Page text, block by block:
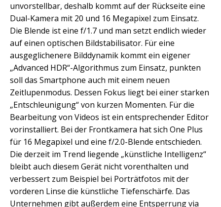
unvorstellbar, deshalb kommt auf der Rückseite eine
Dual-Kamera mit 20 und 16 Megapixel zum Einsatz.
Die Blende ist eine f/1.7 und man setzt endlich wieder
auf einen optischen Bildstabilisator. Für eine
ausgeglichenere Bilddynamik kommt ein eigener
„Advanced HDR“-Algorithmus zum Einsatz, punkten
soll das Smartphone auch mit einem neuen
Zeitlupenmodus. Dessen Fokus liegt bei einer starken
„Entschleunigung“ von kurzen Momenten. Für die
Bearbeitung von Videos ist ein entsprechender Editor
vorinstalliert. Bei der Frontkamera hat sich One Plus
für 16 Megapixel und eine f/2.0-Blende entschieden.
Die derzeit im Trend liegende „künstliche Intelligenz“
bleibt auch diesem Gerät nicht vorenthalten und
verbessert zum Beispiel bei Porträtfotos mit der
vorderen Linse die künstliche Tiefenschärfe. Das
Unternehmen gibt außerdem eine Entsperrung via